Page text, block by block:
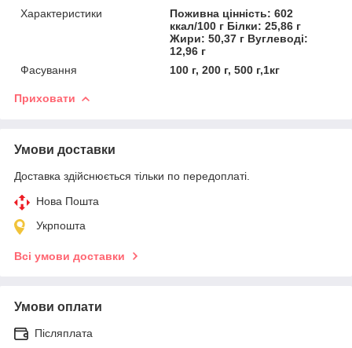
Характеристики
Поживна цінність: 602
ккал/100 г Білки: 25,86 г
Жири: 50,37 г Вуглеводі:
12,96 г
Фасування
100 г, 200 г, 500 г,1кг
Приховати
Умови доставки
Доставка здійснюється тільки по передоплаті.
Нова Пошта
Укрпошта
Всі умови доставки
Умови оплати
Післяплата